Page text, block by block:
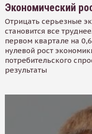
Экономический
Отрицать серьезные
становится все
первом квартале на
нулевой рост
потребительского
результаты